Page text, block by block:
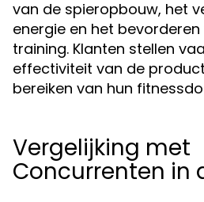
van de spieropbouw, het
energie en het
training. Klanten stellen
effectiviteit van de
bereiken van hun
Vergelijking met
Concurrenten in